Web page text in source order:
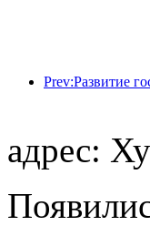
адрес: